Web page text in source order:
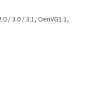
/ 3.0 / 3.1, OenVG1.1,